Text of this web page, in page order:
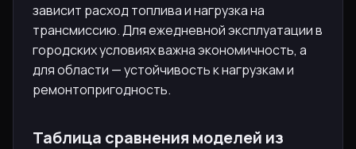
зависит расход топлива и нагрузка на
трансмиссию. Для ежедневной эксплуатации в
городских условиях важна экономичность, а
для области — устойчивость к нагрузкам и
ремонтопригодность.
Таблица сравнения моделей из